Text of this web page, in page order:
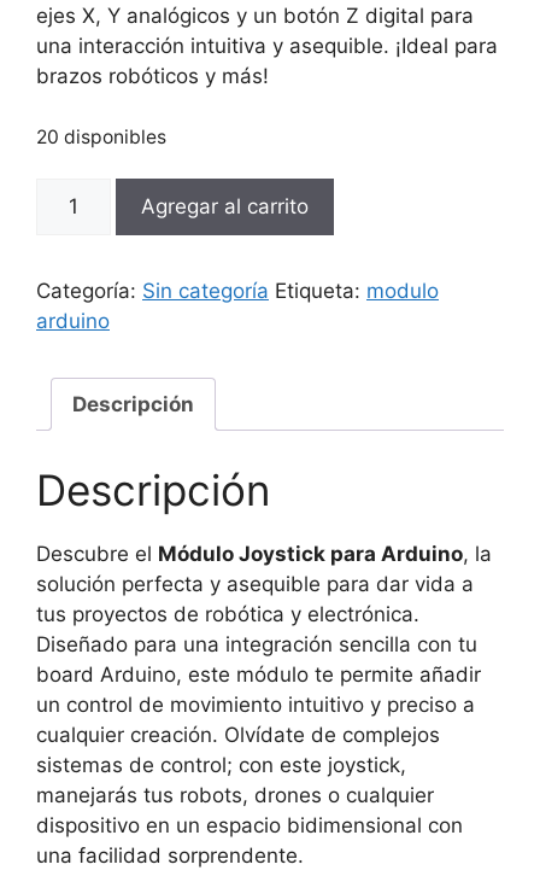
ejes X, Y analógicos y un botón Z digital para
una interacción intuitiva y asequible. ¡Ideal para
brazos robóticos y más!
20 disponibles
Módulo
para
Arduino
Agregar al carrito
Categoría: Sin categoría Etiqueta: modulo
arduino
Descripción
Descripción
Descubre el Módulo Joystick para Arduino, la
solución perfecta y asequible para dar vida a
tus proyectos de robótica y electrónica.
Diseñado para una integración sencilla con tu
board Arduino, este módulo te permite añadir
un control de movimiento intuitivo y preciso a
cualquier creación. Olvídate de complejos
sistemas de control; con este joystick,
manejarás tus robots, drones o cualquier
dispositivo en un espacio bidimensional con
una facilidad sorprendente.